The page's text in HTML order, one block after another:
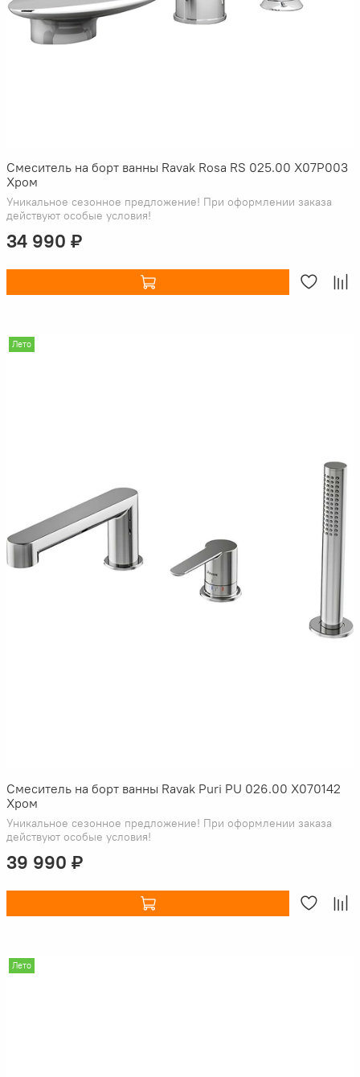
Смеситель на борт ванны Ravak Rosa RS 025.00 X07P003
Хром
Уникальное сезонное предложение! При оформлении заказа
действуют особые условия!
34 990 ₽
Лето
Смеситель на борт ванны Ravak Puri PU 026.00 X070142
Хром
Уникальное сезонное предложение! При оформлении заказа
действуют особые условия!
39 990 ₽
Лето